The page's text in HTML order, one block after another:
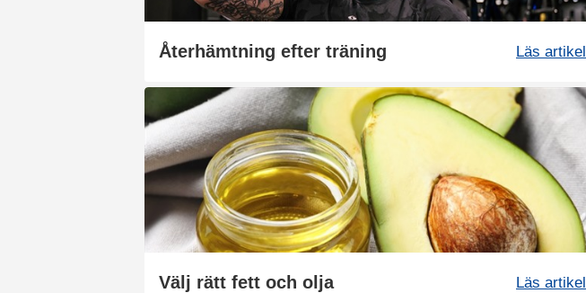
Återhämtning efter träning Läs artikel
Välj rätt fett och olja Läs artikel